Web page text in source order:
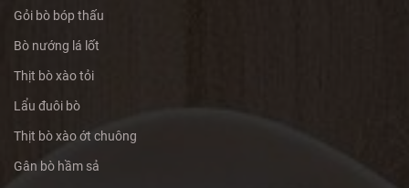
Gỏi bò bóp thấu
Bò nướng lá lốt
Thịt bò xào tỏi
Lẩu đuôi bò
Thịt bò xào ớt chuông
Gân bò hầm sả